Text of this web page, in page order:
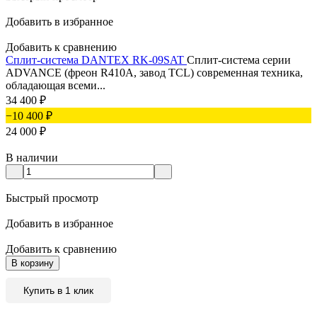
Добавить в избранное
Добавить к сравнению
Сплит-система DANTEX RK-09SAT Сплит-система серии
ADVANCE (фреон R410A, завод TCL) современная техника,
обладающая всеми...
34 400 ₽
−10 400 ₽
24 000 ₽
В наличии
Быстрый просмотр
Добавить в избранное
Добавить к сравнению
В корзину
Купить в 1 клик